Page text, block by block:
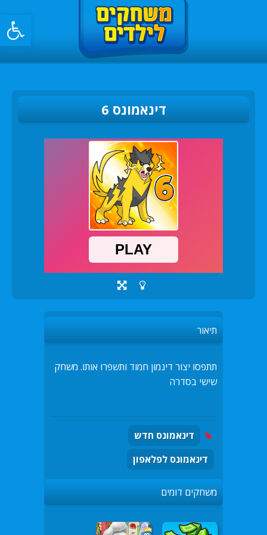
פתח
דינאמונס 6
תיאור
תתפסו יצור דינמון חמוד ותשפרו אותו. משחק
שישי בסדרה
דינאמונס חדש
דינאמונס לפלאפון
משחקים דומים